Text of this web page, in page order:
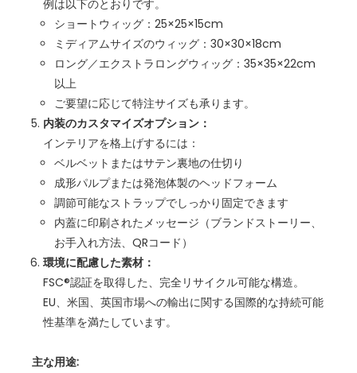
例は以下のとおりです。
ショートウィッグ：25×25×15cm
ミディアムサイズのウィッグ：30×30×18cm
ロング／エクストラロングウィッグ：35×35×22cm
以上
ご要望に応じて特注サイズも承ります。
内装のカスタマイズオプション：
インテリアを格上げするには：
ベルベットまたはサテン裏地の仕切り
成形パルプまたは発泡体製のヘッドフォーム
調節可能なストラップでしっかり固定できます
内蓋に印刷されたメッセージ（ブランドストーリー、
お手入れ方法、QRコード）
環境に配慮した素材：
FSC®認証を取得した、完全リサイクル可能な構造。
EU、米国、英国市場への輸出に関する国際的な持続可能
性基準を満たしています。
主な用途: